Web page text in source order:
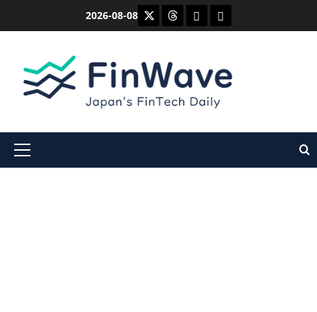
2026-08-08 X ThreadsBlueskyMastodon
メ